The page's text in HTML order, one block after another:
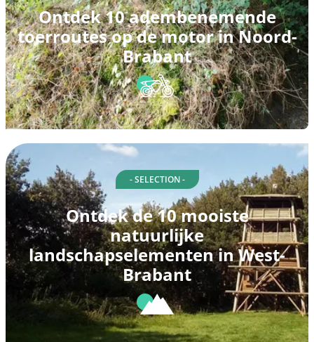
Ontdek 10 adembenemende
toerroutes op de motor in Noord-
Brabant
- SELECTION -
Ontdek de 10 mooiste
natuurlijke
landschapselementen in West-
Brabant